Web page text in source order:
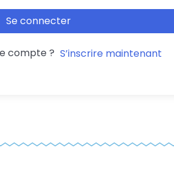
Se connecter
compte ? S’inscrire maintenant